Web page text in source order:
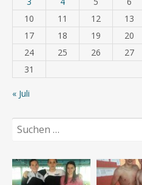
10
11 12 13
17
18 19 20
24
25 26 27
31
« Juli
Suchen
nach: